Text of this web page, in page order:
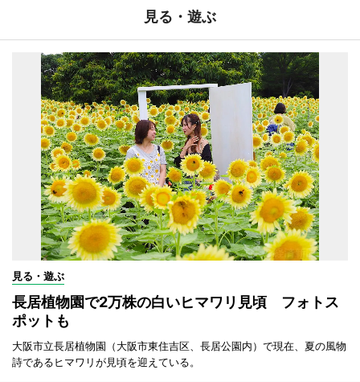
見る・遊ぶ
見る・遊ぶ
長居植物園で2万株の白いヒマワリ見頃 フォトス
ポットも
大阪市立長居植物園（大阪市東住吉区、長居公園内）で現在、夏の風物
詩であるヒマワリが見頃を迎えている。